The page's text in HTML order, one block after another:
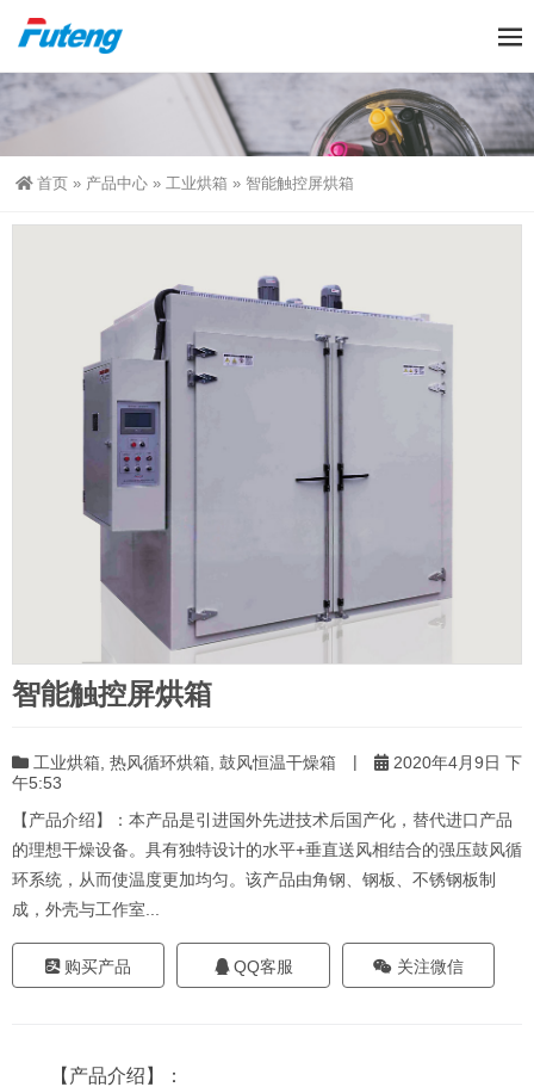
首页 » 产品中心 » 工业烘箱 » 智能触控屏烘箱
智能触控屏烘箱
工业烘箱 热风循环烘箱 鼓风恒温干燥箱 |
2020年4月9日 下
午5:53
【产品介绍】：本产品是引进国外先进技术后国产化，替代进口产品
的理想干燥设备。具有独特设计的水平+垂直送风相结合的强压鼓风循
环系统，从而使温度更加均匀。该产品由角钢、钢板、不锈钢板制
成，外壳与工作室...
购买产品 QQ客服 关注微信
【产品介绍】：